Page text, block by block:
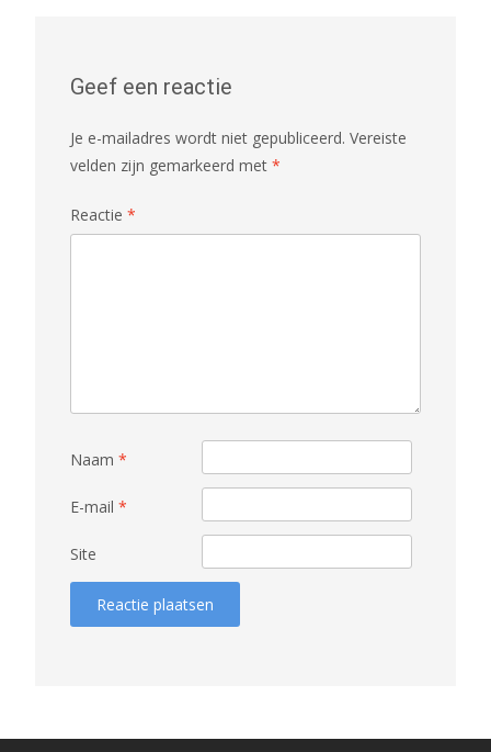
Geef een reactie
Je e-mailadres wordt niet gepubliceerd. Vereiste
velden zijn gemarkeerd met *
Reactie *
Naam *
E-mail *
Site